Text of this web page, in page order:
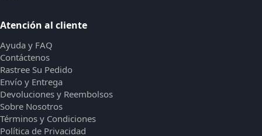
Atención al cliente
Ayuda y FAQ
Contáctenos
Rastree Su Pedido
Envío y Entrega
Devoluciones y Reembolsos
Sobre Nosotros
Términos y Condiciones
Política de Privacidad